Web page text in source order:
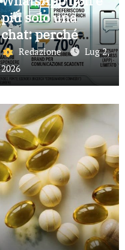
più solo una
chat: perché
sempre più
aziende lo
scelgono per
parlare con i
clienti
Redazione
Lug 2,
2026